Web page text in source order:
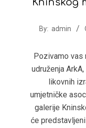
Kninskog
2025-
05
By: admin
Pozivamo vas
udruženja
likovnih
umjetničke
galerije
će